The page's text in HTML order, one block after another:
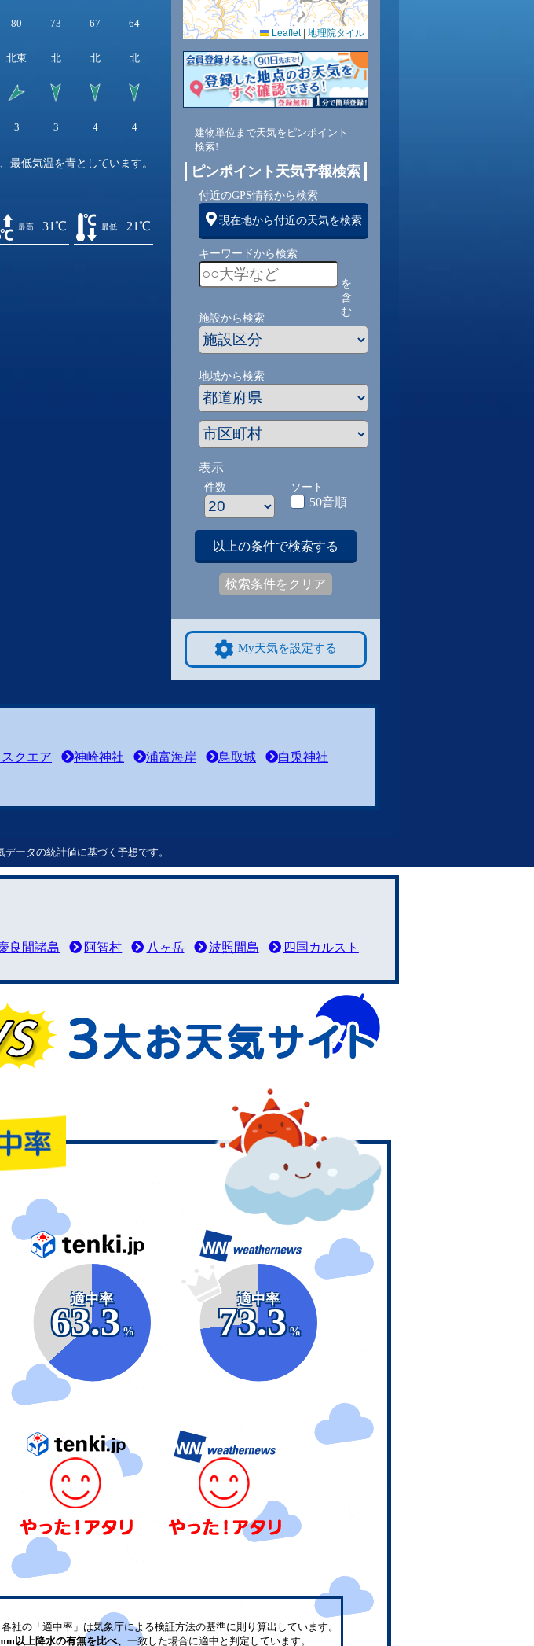
80 73 67 64 60 57 59 61 63
北東 北 北 北 北 北 北 北
3 3 4 4 5 5 5 5
最低気温を青としています。
最高 31℃ 最低 21℃
Leaflet | 地理院タイル
建物単位まで天気をピンポイント
検索!
ピンポイント天気予報検索
付近のGPS情報から検索
現在地から付近の天気を検索
キーワードから検索
を
含
む
施設から検索
地域から検索
表示
件数 ソート
50音順
以上の条件で検索する
検索条件をクリア
My天気を設定する
クエア 神崎神社 浦富海岸 鳥取城
白兎神社
ータの統計値に基づく予想です。
良間諸島 阿智村 八ヶ岳 波照間島 四国カルスト
適中率
63.3
%
適中率
73.3
%
各社の「適中率」は気象庁による検証方法の基準に則り算出しています。
以上降水の有無を比べ、 一致した場合に適中と判定しています。